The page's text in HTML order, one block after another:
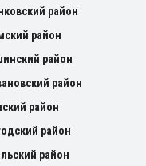
район
район
район
район
район
район
район